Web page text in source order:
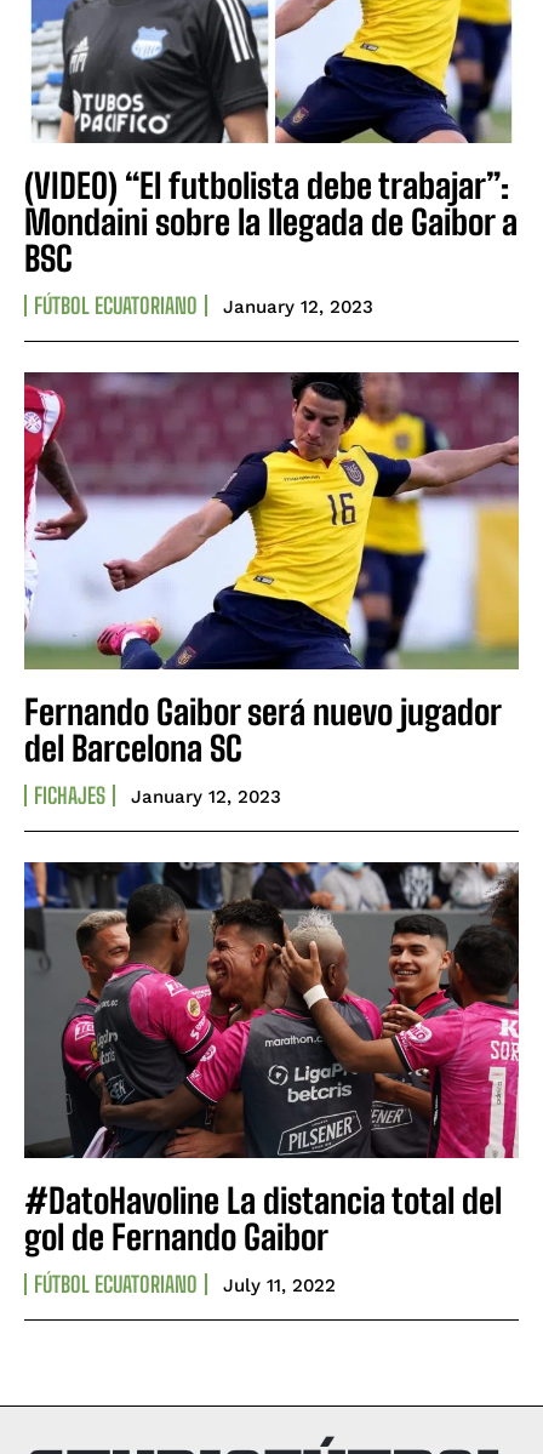
(VIDEO) “El futbolista debe trabajar”:
Mondaini sobre la llegada de Gaibor a
BSC
FÚTBOL ECUATORIANO January 12, 2023
Fernando Gaibor será nuevo jugador
del Barcelona SC
FICHAJES January 12, 2023
#DatoHavoline La distancia total del
gol de Fernando Gaibor
FÚTBOL ECUATORIANO July 11, 2022